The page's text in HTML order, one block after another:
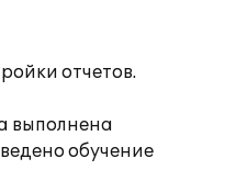
отчетов.
выполнена
обучение